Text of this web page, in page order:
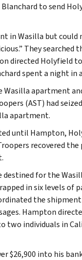
to send
in Wasilla but could
They searched
directed Holyfield
spent a night in
apartment
(AST) had
apartment.
until Hampton,
recovered the
destined for the
in six levels of
the
Hampton
two individuals in
$26,900 into his